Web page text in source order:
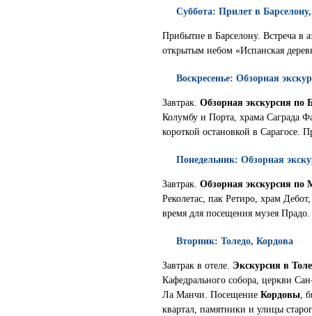
Суббота: Прилет в
Прибытие в Барселону. Встреча в
открытым небом «Испанская
Воскресенье: Обзорная
Завтрак. Обзорная экскурсия по
Колумбу и Порта, храма Саграда
короткой остановкой в Сарагосе.
Понедельник: Обзорная
Завтрак. Обзорная экскурсия по
Реколетас, пак Ретиро, храм
время для посещения музея Прадо.
Вторник: Толедо, Кордова
Завтрак в отеле. Экскурсия в
Кафедрального собора, церкви
Ла Манчи. Посещение Кордовы,
квартал, памятники и улицы